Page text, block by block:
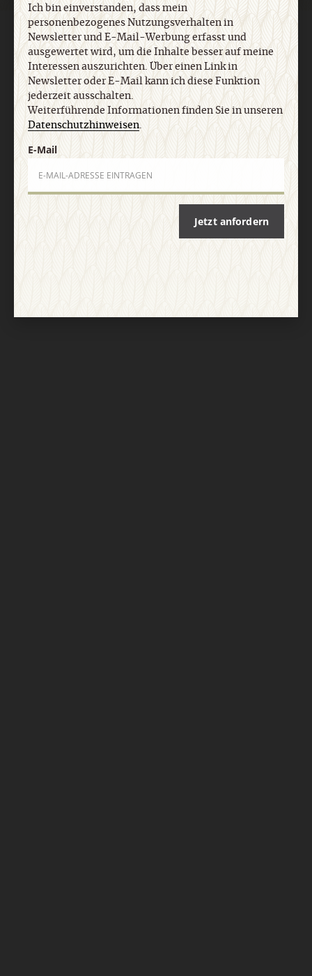
AGB und Widerrufsbelehrung Datenschutz
Barrierefreiheit
Impressum
Vertrag widerrufen
Ich bin einverstanden, dass mein
personenbezogenes Nutzungsverhalten in
Newsletter und E-Mail-Werbung erfasst und
ausgewertet wird, um die Inhalte besser auf meine
Interessen auszurichten. Über einen Link in
Newsletter oder E-Mail kann ich diese Funktion
jederzeit ausschalten.
Weiterführende Informationen finden Sie in unseren
Datenschutzhinweisen.
E-Mail
Jetzt anfordern